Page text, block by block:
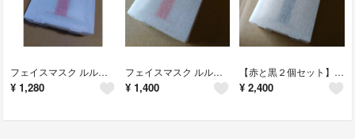
フェイスマスク ルルルン ワン ホワイト(5枚入)
¥ 1,280
フェイスマスク ルルルン ワン ホワイト(5枚入)
¥ 1,400
【赤と黒２個セット】フェイスマスク ルルルン ワン(5枚入)
¥ 2,400